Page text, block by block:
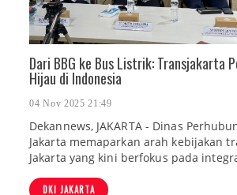
Dari BBG ke Bus Listrik: Transjakarta
Hijau di Indonesia
04 Nov 2025 21:49
Dekannews, JAKARTA - Dinas
Jakarta memaparkan arah kebijakan
Jakarta yang kini berfokus pada
DKI JAKARTA